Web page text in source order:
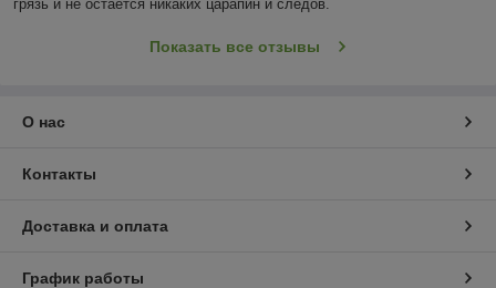
грязь и не остается никаких царапин и следов.
Показать все отзывы
О нас
Контакты
Доставка и оплата
График работы